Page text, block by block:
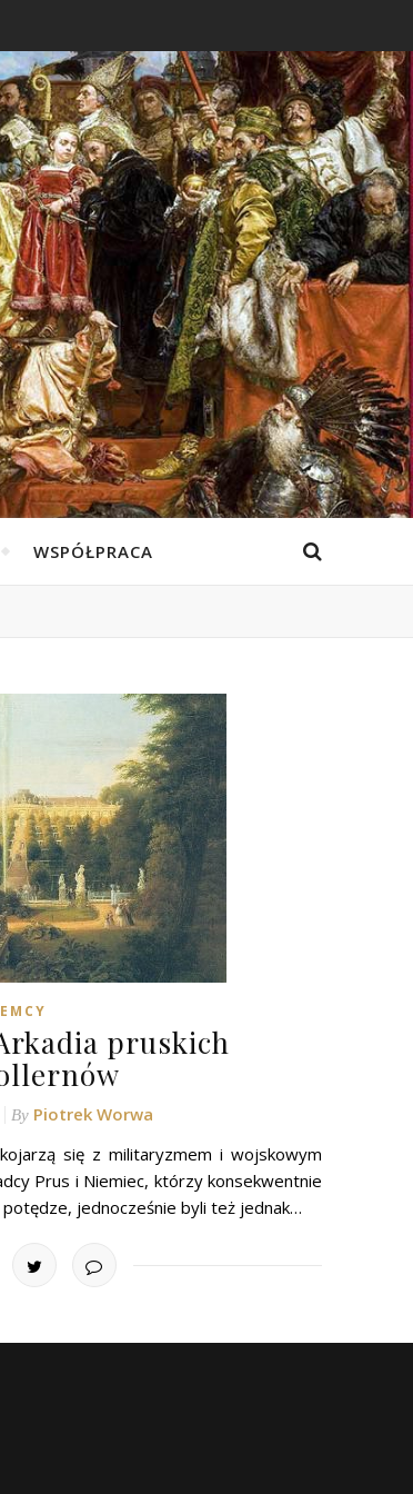
WSPÓŁPRACA
pruskich
By Piotrek Worwa
się z militaryzmem i wojskowym
Prus i Niemiec, którzy konsekwentnie
jednocześnie byli też jednak…